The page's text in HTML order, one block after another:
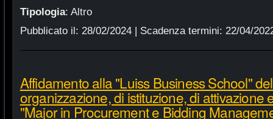
Tipologia: Altro
Pubblicato il: 28/02/2024| Scadenza termini: 22/04/
Affidamento alla "Luiss Business School"
organizzazione, di istituzione, di attivazione
"Major in Procurement e Bidding